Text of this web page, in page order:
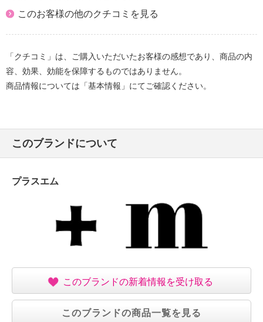
このお客様の他のクチコミを見る
「クチコミ」は、ご購入いただいたお客様の感想であり、商品の内
容、効果、効能を保障するものではありません。
商品情報については「基本情報」にてご確認ください。
このブランドについて
プラスエム
このブランドの新着情報を受け取る
このブランドの商品一覧を見る